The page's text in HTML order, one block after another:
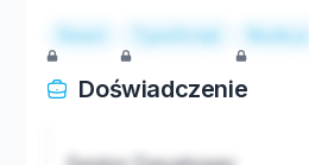
React TypeScript Node.js
Doświadczenie